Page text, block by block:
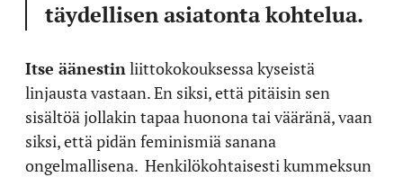
täydellisen asiatonta kohtelua.
Itse äänestin liittokokouksessa kyseistä
linjausta vastaan. En siksi, että pitäisin sen
sisältöä jollakin tapaa huonona tai vääränä, vaan
siksi, että pidän feminismiä sanana
ongelmallisena. Henkilökohtaisesti kummeksun